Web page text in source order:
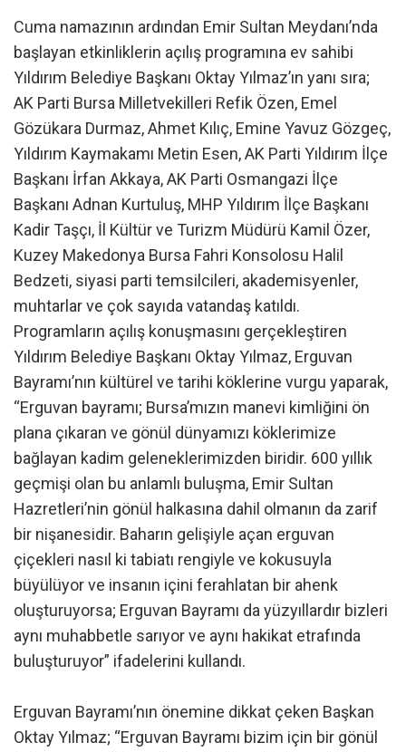
Cuma namazının ardından Emir Sultan Meydanı’nda
başlayan etkinliklerin açılış programına ev sahibi
Yıldırım Belediye Başkanı Oktay Yılmaz’ın yanı sıra;
AK Parti Bursa Milletvekilleri Refik Özen, Emel
Gözükara Durmaz, Ahmet Kılıç, Emine Yavuz Gözgeç,
Yıldırım Kaymakamı Metin Esen, AK Parti Yıldırım İlçe
Başkanı İrfan Akkaya, AK Parti Osmangazi İlçe
Başkanı Adnan Kurtuluş, MHP Yıldırım İlçe Başkanı
Kadir Taşçı, İl Kültür ve Turizm Müdürü Kamil Özer,
Kuzey Makedonya Bursa Fahri Konsolosu Halil
Bedzeti, siyasi parti temsilcileri, akademisyenler,
muhtarlar ve çok sayıda vatandaş katıldı.
Programların açılış konuşmasını gerçekleştiren
Yıldırım Belediye Başkanı Oktay Yılmaz, Erguvan
Bayramı’nın kültürel ve tarihi köklerine vurgu yaparak,
“Erguvan bayramı; Bursa’mızın manevi kimliğini ön
plana çıkaran ve gönül dünyamızı köklerimize
bağlayan kadim geleneklerimizden biridir. 600 yıllık
geçmişi olan bu anlamlı buluşma, Emir Sultan
Hazretleri’nin gönül halkasına dahil olmanın da zarif
bir nişanesidir. Baharın gelişiyle açan erguvan
çiçekleri nasıl ki tabiatı rengiyle ve kokusuyla
büyülüyor ve insanın içini ferahlatan bir ahenk
oluşturuyorsa; Erguvan Bayramı da yüzyıllardır bizleri
aynı muhabbetle sarıyor ve aynı hakikat etrafında
buluşturuyor” ifadelerini kullandı.
Erguvan Bayramı’nın önemine dikkat çeken Başkan
Oktay Yılmaz; “Erguvan Bayramı bizim için bir gönül